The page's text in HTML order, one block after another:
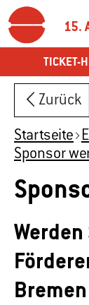
15.
TICKET-
Zurück
Startseite
Sponsor